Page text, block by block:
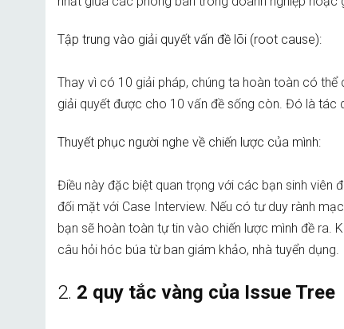
Tập trung vào giải quyết vấn đề lõi (root cause):
Thay vì có 10 giải pháp, chúng ta hoàn toàn có
giải quyết được cho 10 vấn đề sống còn. Đó là tác
Thuyết phục người nghe về chiến lược của mình:
Điều này đặc biệt quan trọng với các bạn sinh viên
đối mặt với Case Interview. Nếu có tư duy rành
bạn sẽ hoàn toàn tự tin vào chiến lược mình đề ra.
câu hỏi hóc búa từ ban giám khảo, nhà tuyển dụng.
2. 2 quy tắc vàng của Issue Tree